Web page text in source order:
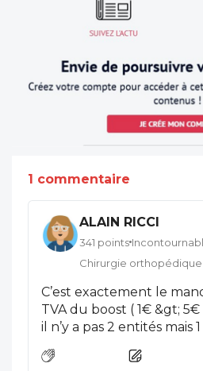
1 commentaire
ALAIN RICCI
341 points
Chirurgie orthopédique
C’est exactement le
TVA du boost ( 1€ &gt;
il n’y a pas 2 entités mais
référendum 2005…et le